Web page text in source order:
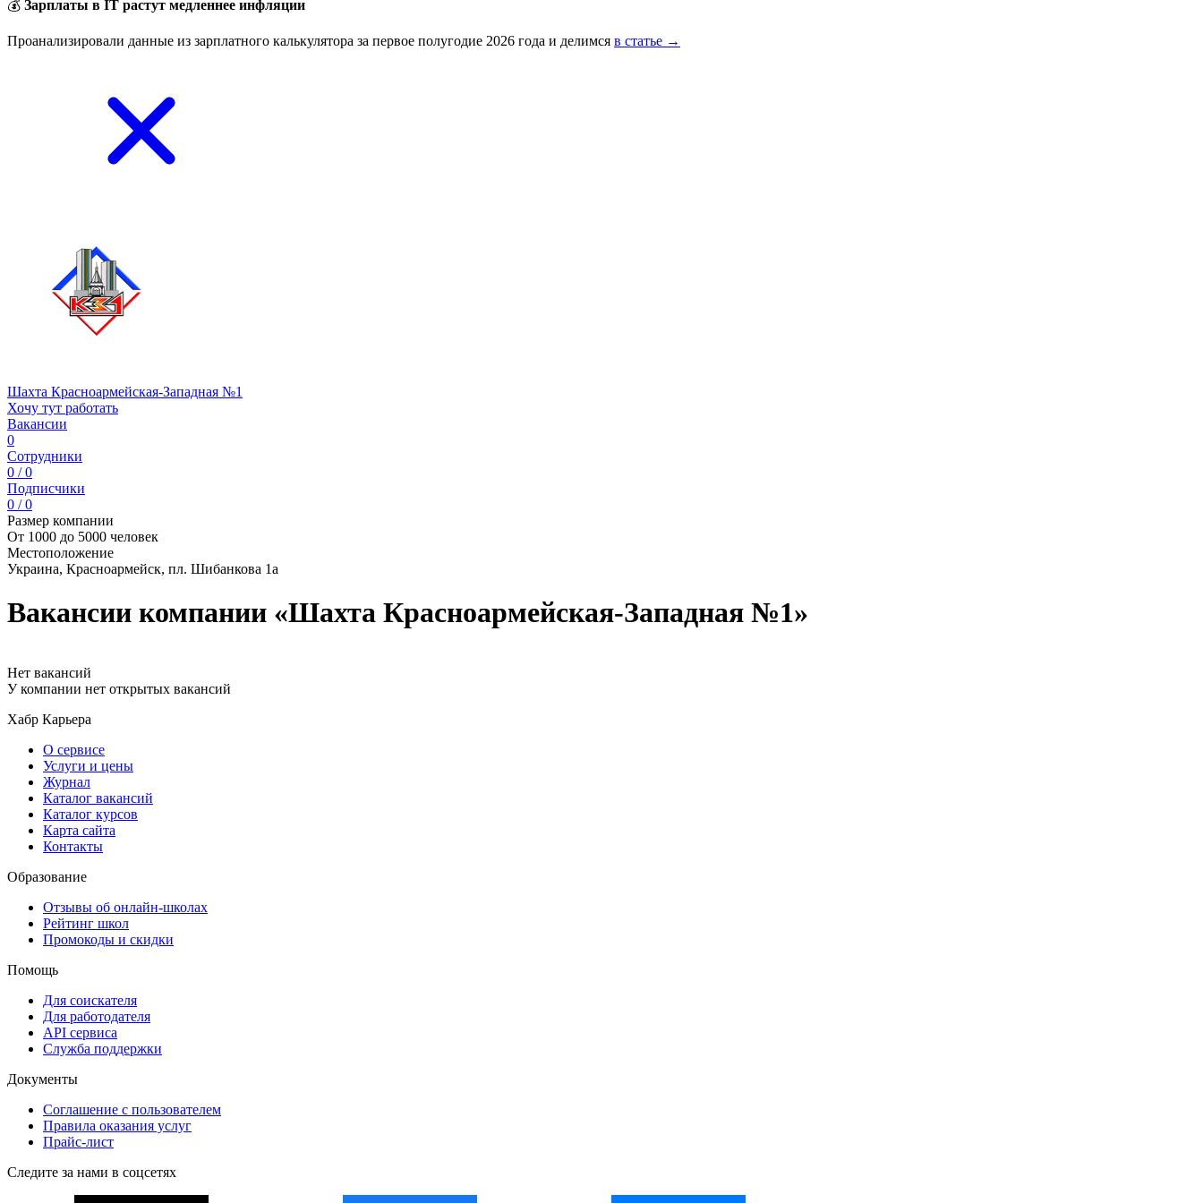
💰 Зарплаты в IT растут медленнее инфляции
Проанализировали данные из зарплатного калькулятора за первое полугодие 2026 года и делимся в статье →
Шахта Красноармейская-Западная №1
Хочу тут работать
Вакансии
0
Сотрудники
0 / 0
Подписчики
0 / 0
Размер компании
От 1000 до 5000 человек
Местоположение
Украина, Красноармейск, пл. Шибанкова 1а
Вакансии компании «Шахта Красноармейская-Западная №1»
Нет вакансий
У компании нет открытых вакансий
Хабр Карьера
О сервисе
Услуги и цены
Журнал
Каталог вакансий
Каталог курсов
Карта сайта
Контакты
Образование
Отзывы об онлайн-школах
Рейтинг школ
Промокоды и скидки
Помощь
Для соискателя
Для работодателя
API сервиса
Служба поддержки
Документы
Соглашение с пользователем
Правила оказания услуг
Прайс-лист
Следите за нами в соцсетях